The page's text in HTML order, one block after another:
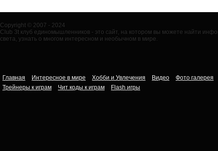
Copyright © 2007 - 2024
Club 3t клуб единомышленников - это сайт, на котором вы можете найти
света, узнать о многом интересном и необычном в мире.
Главная Интересное в мире Хобби и Увлечения Видео
Фото галерея
Трейнеры к играм
Чит коды к играм Flash игры